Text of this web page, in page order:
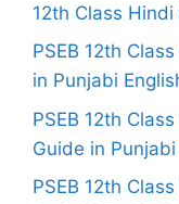
12th Class Hindi
PSEB 12th
in Punjabi
PSEB 12th
Guide in
PSEB 12th